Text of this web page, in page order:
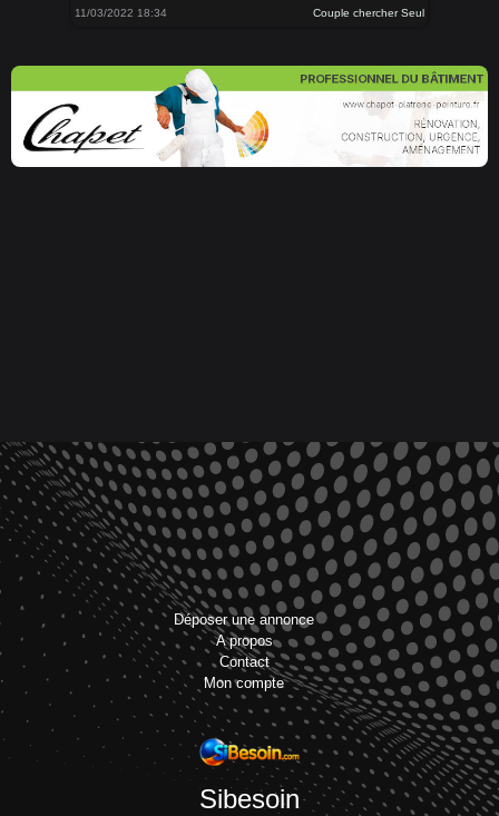
11/03/2022 18:34 Couple chercher Seul
Déposer une annonce
A propos
Contact
Mon compte
Sibesoin